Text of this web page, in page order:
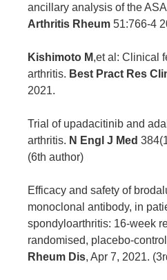
ancillary analysis of the
Arthritis Rheum 51:766-4
Kishimoto M,et al: Clinical
arthritis. Best Pract Res
2021.
Trial of upadacitinib and
arthritis. N Engl J Med
(6th author)
Efficacy and safety of
monoclonal antibody, in
spondyloarthritis: 16-week
randomised, placebo-
Rheum Dis, Apr 7, 2021.